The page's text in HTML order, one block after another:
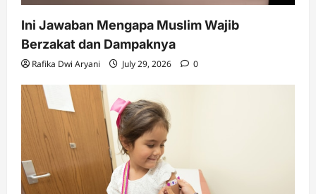
Ini Jawaban Mengapa Muslim Wajib
Berzakat dan Dampaknya
Rafika Dwi Aryani July 29, 2026 0